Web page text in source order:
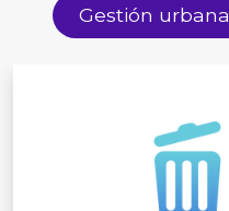
Gestión urbana